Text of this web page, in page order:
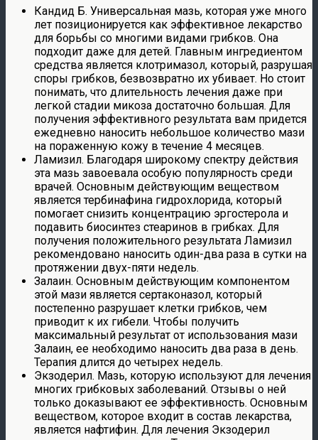
Кандид Б. Универсальная мазь, которая уже много
лет позиционируется как эффективное лекарство
для борьбы со многими видами грибков. Она
подходит даже для детей. Главным ингредиентом
средства является клотримазол, который, разрушая
споры грибков, безвозвратно их убивает. Но стоит
понимать, что длительность лечения даже при
легкой стадии микоза достаточно большая. Для
получения эффективного результата вам придется
ежедневно наносить небольшое количество мази
на пораженную кожу в течение 4 месяцев.
Ламизил. Благодаря широкому спектру действия
эта мазь завоевала особую популярность среди
врачей. Основным действующим веществом
является тербинафина гидрохлорида, который
помогает снизить концентрацию эргостерола и
подавить биосинтез стеаринов в грибках. Для
получения положительного результата Ламизил
рекомендовано наносить один-два раза в сутки на
протяжении двух-пяти недель.
Залаин. Основным действующим компонентом
этой мази является сертаконазол, который
постепенно разрушает клетки грибков, чем
приводит к их гибели. Чтобы получить
максимальный результат от использования мази
Залаин, ее необходимо наносить два раза в день.
Терапия длится до четырех недель.
Экзодерил. Мазь, которую используют для лечения
многих грибковых заболеваний. Отзывы о ней
только доказывают ее эффективность. Основным
веществом, которое входит в состав лекарства,
является нафтифин. Для лечения Экзодерил